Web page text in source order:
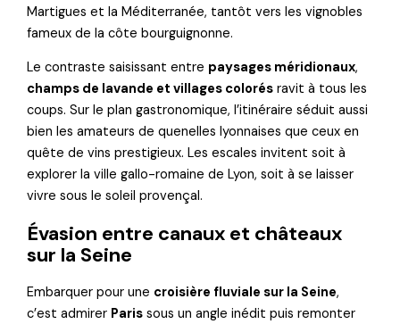
Martigues et la Méditerranée, tantôt vers les vignobles
fameux de la côte bourguignonne.
Le contraste saisissant entre paysages méridionaux,
champs de lavande et villages colorés ravit à tous les
coups. Sur le plan gastronomique, l’itinéraire séduit aussi
bien les amateurs de quenelles lyonnaises que ceux en
quête de vins prestigieux. Les escales invitent soit à
explorer la ville gallo-romaine de Lyon, soit à se laisser
vivre sous le soleil provençal.
Évasion entre canaux et châteaux
sur la Seine
Embarquer pour une croisière fluviale sur la Seine,
c’est admirer Paris sous un angle inédit puis remonter